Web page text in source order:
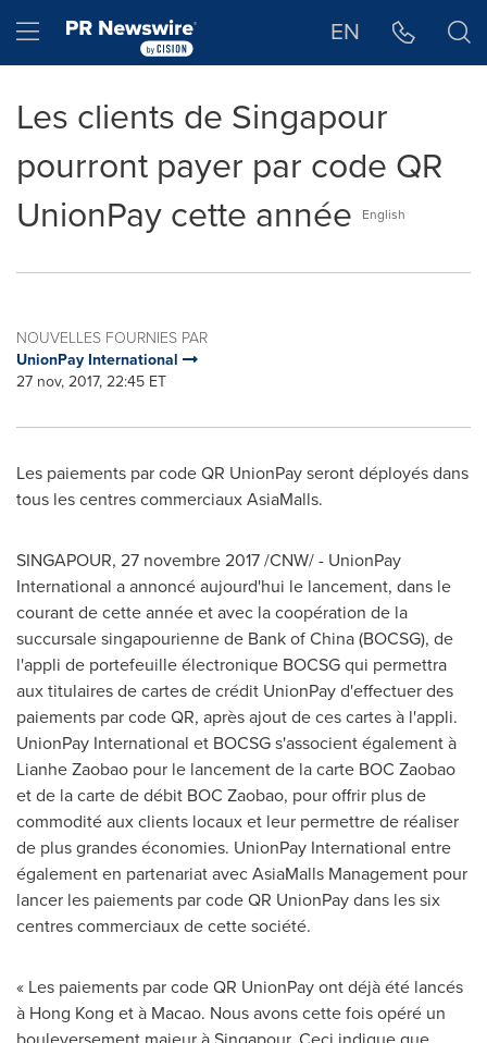
Hamburger menu EN
Les clients de Singapour
pourront payer par code QR
UnionPay cette année
English
NOUVELLES FOURNIES PAR
UnionPay International
27 nov, 2017, 22:45 ET
Les paiements par code QR UnionPay seront déployés dans
tous les centres commerciaux AsiaMalls.
SINGAPOUR, 27 novembre 2017 /CNW/ - UnionPay
International a annoncé aujourd'hui le lancement, dans le
courant de cette année et avec la coopération de la
succursale singapourienne de Bank ofChina(BOCSG), de
l'appli de portefeuille électronique BOCSG qui permettra
aux titulaires de cartes de crédit UnionPay d'effectuer des
paiements par code QR, après ajout de ces cartes à l'appli.
UnionPay International et BOCSG s'associent également à
Lianhe Zaobao pour le lancement de la carte BOC Zaobao
et de la carte de débit BOC Zaobao, pour offrir plus de
commodité aux clients locaux et leur permettre de réaliser
de plus grandes économies. UnionPay International entre
également en partenariat avec AsiaMalls Management pour
lancer les paiements par code QR UnionPay dans les six
centres commerciaux de cette société.
« Les paiements par code QR UnionPay ont déjà été lancés
à Hong Kong et à Macao. Nous avons cette fois opéré un